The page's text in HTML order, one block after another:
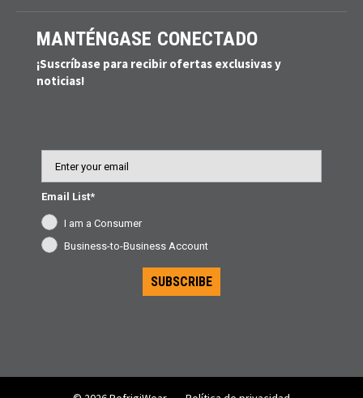
MANTÉNGASE CONECTADO
¡Suscríbase para recibir ofertas exclusivas y
noticias!
Email List*
I am a Consumer
Business-to-Business Account
SUBSCRIBE